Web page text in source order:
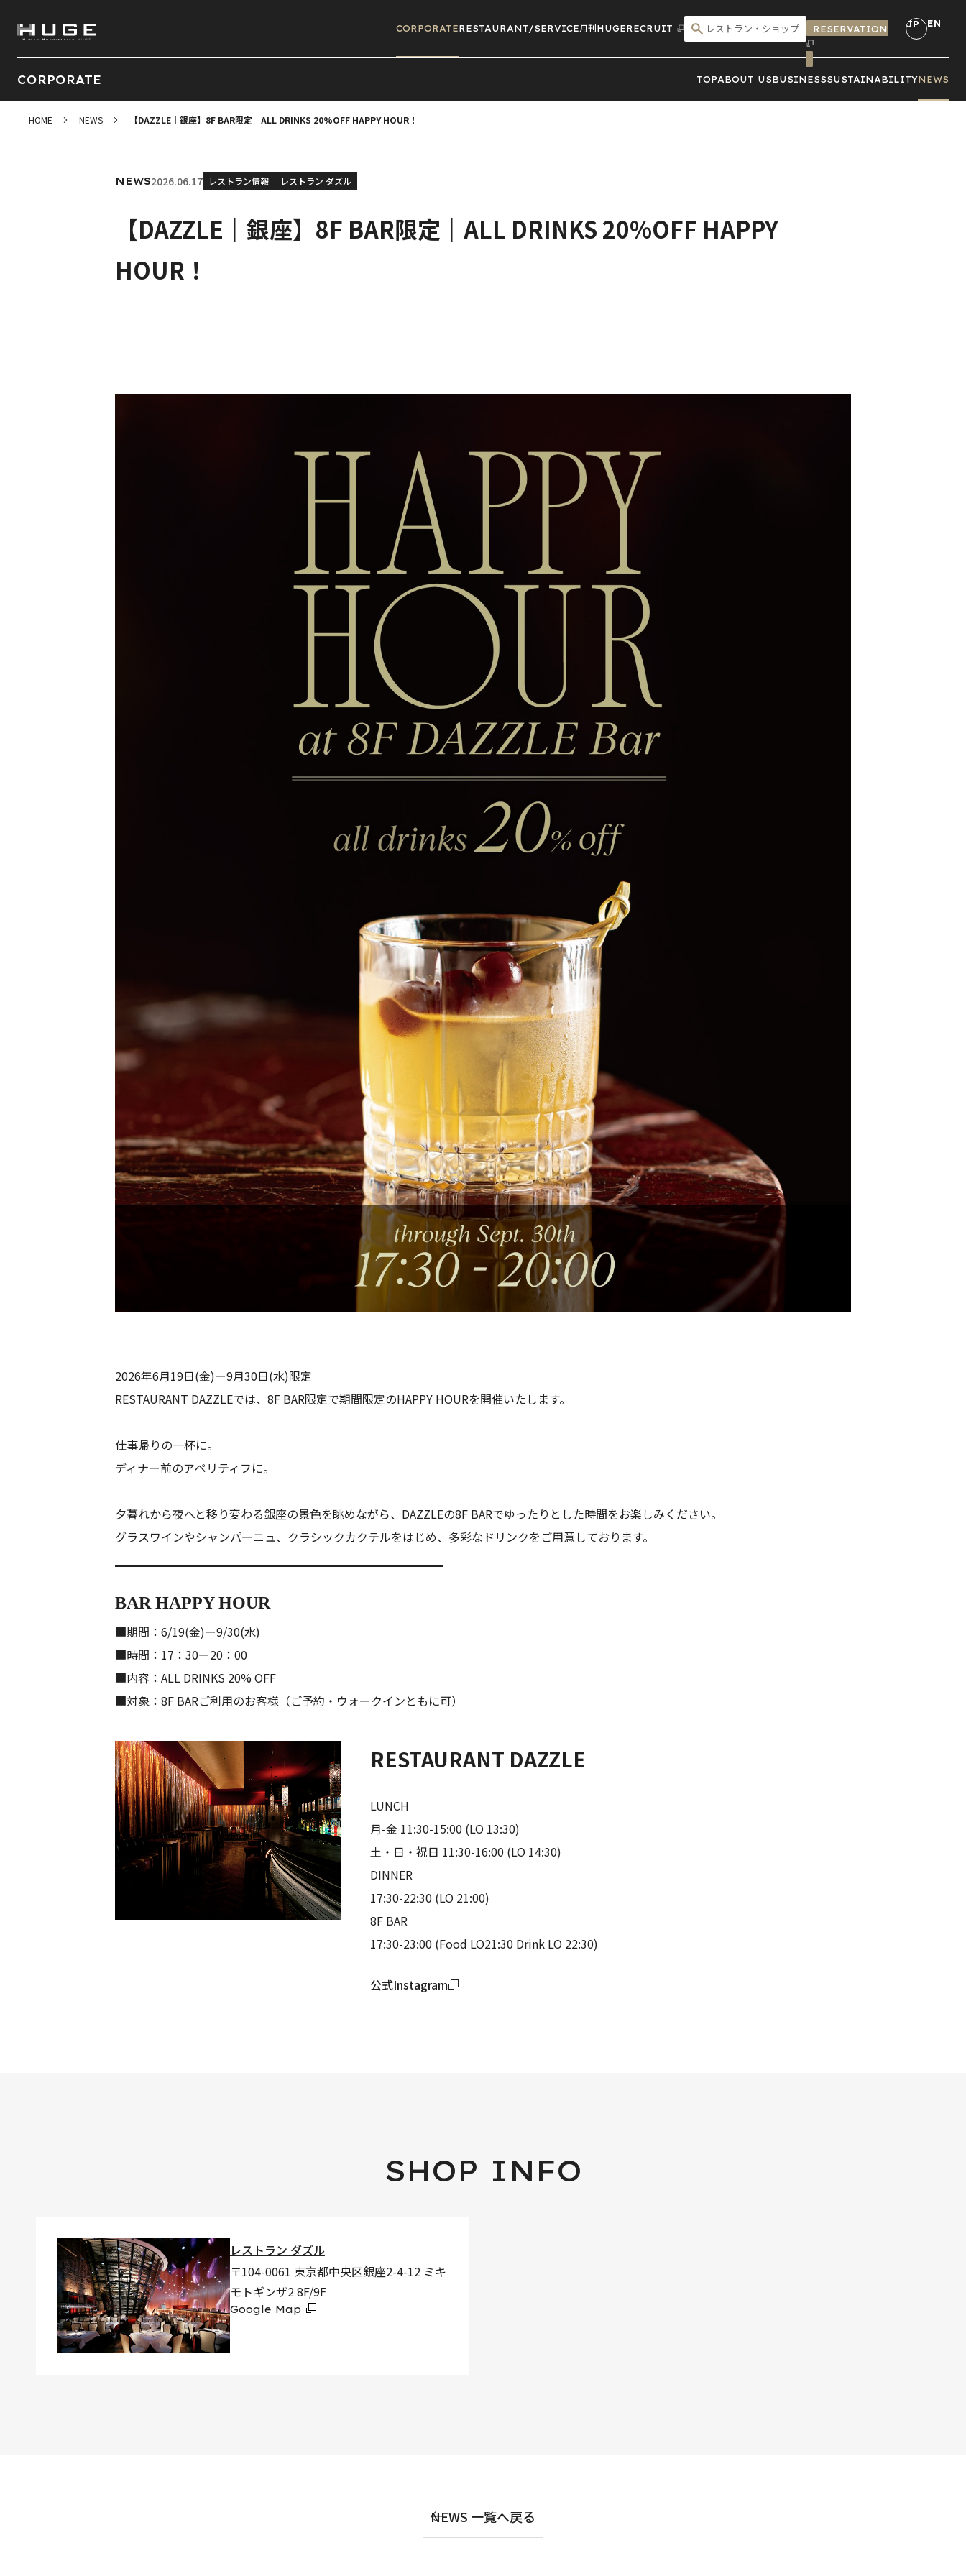
CORPORATERESTAURANT/SERVICE月刊HUGERECRUIT RESERVATION JP EN
CORPORATE TOPABOUT USBUSINESSSUSTAINABILITYNEWS
HOME NEWS 【DAZZLE｜銀座】8F BAR限定｜ALL DRINKS 20%OFF HAPPY HOUR！
NEWS2026.06.17 レストラン情報 レストラン ダズル
【DAZZLE｜銀座】8F BAR限定｜ALL DRINKS 20%OFF HAPPY
HOUR！
2026年6月19日(金)ー9月30日(水)限定
RESTAURANT DAZZLEでは、8F BAR限定で期間限定のHAPPY HOURを開催いたします。
仕事帰りの一杯に。
ディナー前のアペリティフに。
夕暮れから夜へと移り変わる銀座の景色を眺めながら、DAZZLEの8F BARでゆったりとした時間をお楽しみください。
グラスワインやシャンパーニュ、クラシックカクテルをはじめ、多彩なドリンクをご用意しております。
━━━━━━━━━━━━━━━━━━━
BAR HAPPY HOUR
■期間：6/19(金)ー9/30(水)
■時間：17：30ー20：00
■内容：ALL DRINKS 20% OFF
■対象：8F BARご利用のお客様（ご予約・ウォークインともに可）
RESTAURANT DAZZLE
LUNCH
月-金 11:30-15:00 (LO 13:30)
土・日・祝日 11:30-16:00 (LO 14:30)
DINNER
17:30-22:30 (LO 21:00)
8F BAR
17:30-23:00 (Food LO21:30 Drink LO 22:30)
公式Instagram
SHOP INFO
レストラン ダズル
〒104-0061 東京都中央区銀座2-4-12 ミキ
モトギンザ2 8F/9F
Google Map
NEWS 一覧へ戻る